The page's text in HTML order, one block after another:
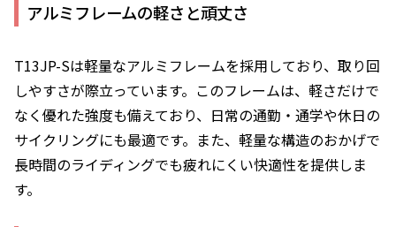
アルミフレームの軽さと頑丈さ
T13JP-Sは軽量なアルミフレームを採用しており、取り回
しやすさが際立っています。このフレームは、軽さだけで
なく優れた強度も備えており、日常の通勤・通学や休日の
サイクリングにも最適です。また、軽量な構造のおかげで
長時間のライディングでも疲れにくい快適性を提供しま
す。